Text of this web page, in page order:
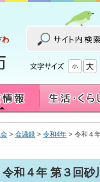
> 会議録 > 令和4年 > 令和４
令和４年 第３回砂